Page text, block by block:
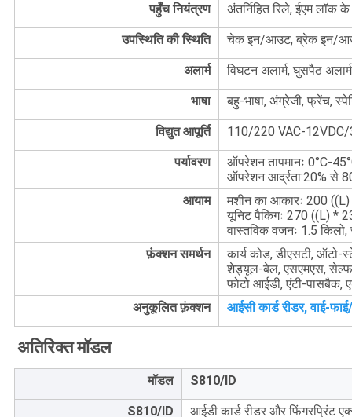
पहुँच नियंत्रण अंतर्निहित रिले, ईएम लॉक
उपस्थिति की स्थिति चेक इन/आउट, ब्रेक इन/
अलार्म विघटन अलार्म, घुसपैठ
भाषा बहु-भाषा, अंग्रेजी, फ्रेंच,
विद्युत आपूर्ति 110/220 VAC-12VDC/
पर्यावरण
ऑपरेशन तापमानः 0°C-
ऑपरेशन आर्द्रता:20% से
आयाम
मशीन का आकारः 200
यूनिट पैकिंगः 270 ((L) *
वास्तविक वजनः 1.5
फ़ंक्शन समर्थन
कार्य कोड, डीएसटी, ऑटो-
शेड्यूल-बेल, एसएमएस, सेल्फ
फोटो आईडी, एंटी-पासबैक,
अनुकूलित फ़ंक्शन
आईसी कार्ड रीडर, वाई-
अतिरिक्त मॉडल
मॉडल S810/ID
S810/ID आईडी कार्ड रीडर और फिंगरप्रिंट